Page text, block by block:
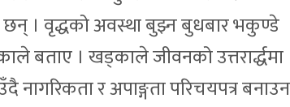
। वृद्धको अवस्था बुझ्न बुधबार भकुण्डे
बताए । खड्काले जीवनको उत्तरार्द्धमा
र अपाङ्गता परिचयपत्र बनाउन